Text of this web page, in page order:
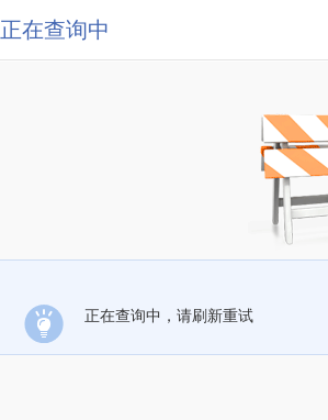
正在查询中
正在查询中，请刷新重试